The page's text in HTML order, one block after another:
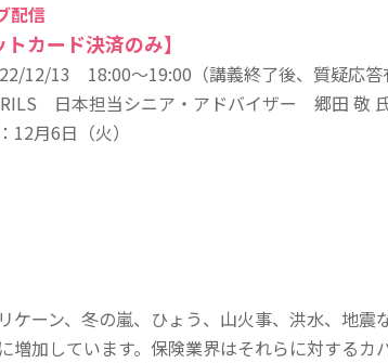
配信
トカード決済のみ】
12/13 18:00～19:00（講義終了後、質疑応答
日本担当シニア・アドバイザー 郷田 敬
12月6日（火）
ケーン、冬の嵐、ひょう、山火事、洪水、地震
増加しています。保険業界はそれらに対する